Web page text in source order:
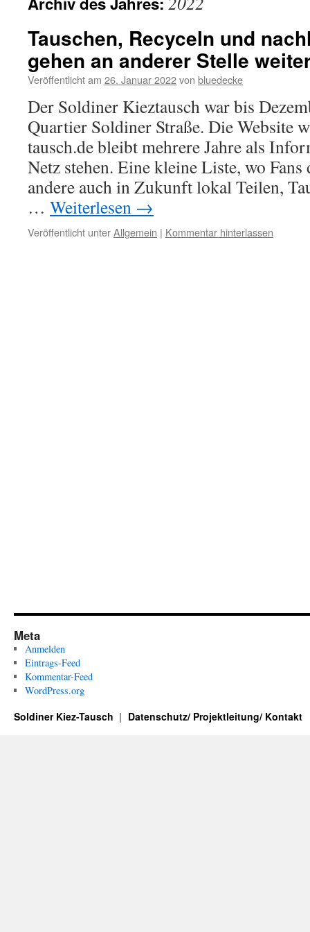
Tauschen, Recyceln und
gehen an anderer Stelle
Veröffentlicht am 26. Januar 2022von bluedecke
Der Soldiner Kieztausch war bis
Quartier Soldiner Straße. Die Website
tausch.de bleibt mehrere Jahre als
Netz stehen. Eine kleine Liste, wo Fans
andere auch in Zukunft lokal Teilen,
… Weiterlesen →
Veröffentlicht unterAllgemein | Kommentar hinterlassen
Meta
Anmelden
Eintrags-Feed
Kommentar-Feed
WordPress.org
Soldiner Kiez-Tausch Datenschutz/ Projektleitung/ Kontakt